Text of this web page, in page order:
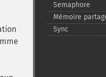
Semaphore
Mémoire
Sync